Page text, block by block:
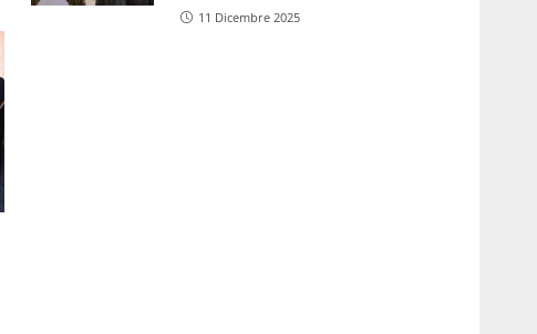
11 Dicembre 2025